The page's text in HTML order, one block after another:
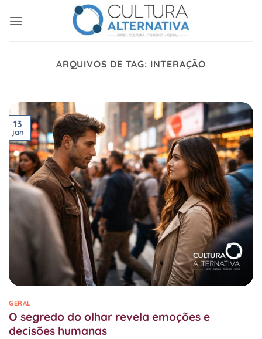
ARQUIVOS DE TAG: INTERAÇÃO
13
jan
GERAL
O segredo do olhar revela emoções e
decisões humanas